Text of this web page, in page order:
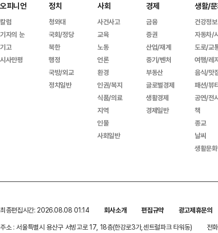
오피니언
칼럼
기자의 눈
기고
시사만평
정치
청와대
국회/정당
북한
행정
국방/외교
정치일반
사회
사건사고
교육
노동
언론
환경
인권/복지
식품/의료
지역
인물
사회일반
경제
금융
증권
산업/재계
중기/벤처
부동산
글로벌경제
생활경제
경제일반
생활/
건강정보
자동차/
도로/교
여행/레
음식/맛
패션/뷰
공연/전
책
종교
날씨
생활문
최종편집시간: 2026.08.08 01:14 회사소개 편집규약
광고제휴문의
주소 : 서울특별시 용산구 서빙고로 17, 18층(한강로3가,센트럴파크 타워동)
전